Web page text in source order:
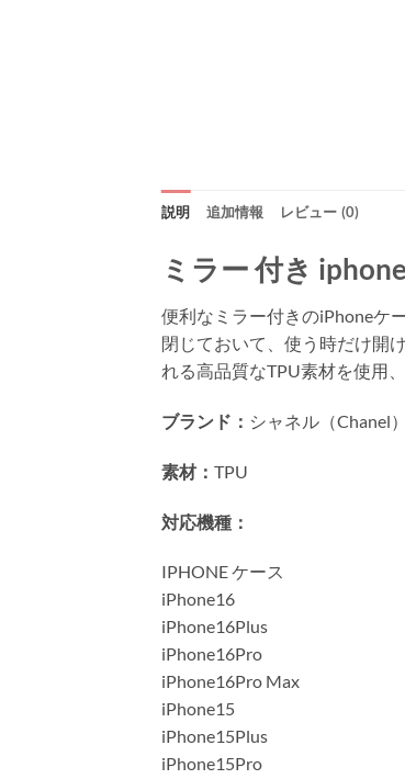
説明 追加情報 レビュー (0)
ミラー 付き
便利なミラー付きのiPhoneケ
閉じておいて、使う時だけ開
れる高品質なTPU素材を使用
ブランド： シャネル（Chanel）
素材： TPU
対応機種：
IPHONE ケース
iPhone16
iPhone16Plus
iPhone16Pro
iPhone16Pro Max
iPhone15
iPhone15Plus
iPhone15Pro